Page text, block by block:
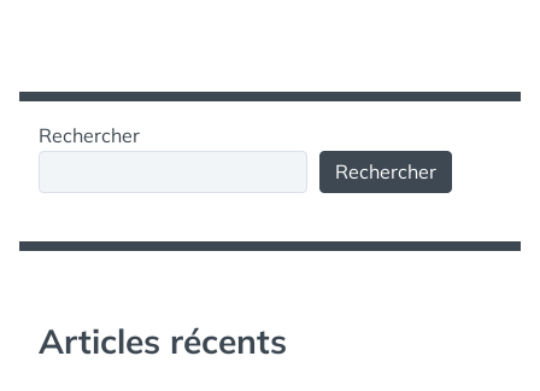
Rechercher
Rechercher
Articles récents